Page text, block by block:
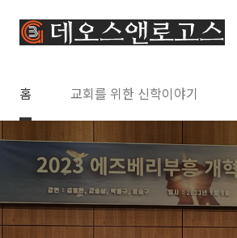
홈 교회를 위한 신학이야기